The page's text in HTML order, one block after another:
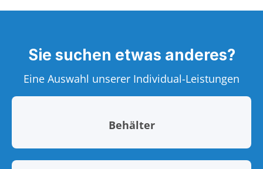
Sie suchen etwas anderes?
Eine Auswahl unserer Individual-Leistungen
Behälter